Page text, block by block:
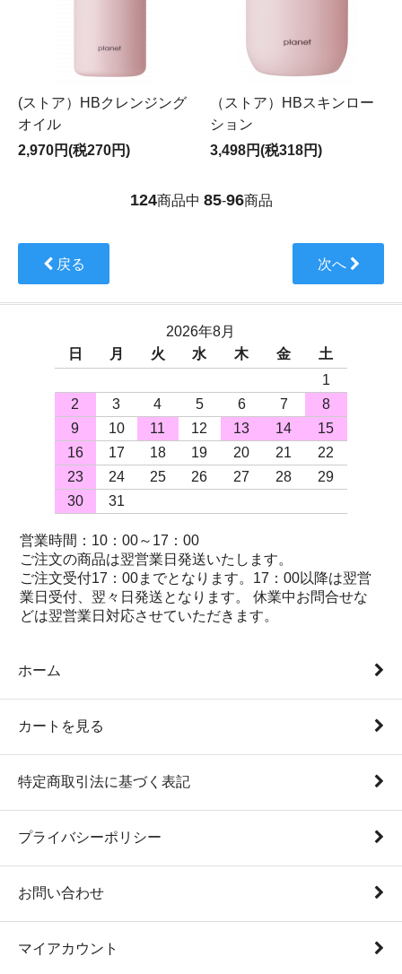
(ストア）HBクレンジング
オイル
2,970円(税270円)
（ストア）HBスキンロー
ション
3,498円(税318円)
124商品中 85-96商品
戻る 次へ
2026年8月
日
月 火 水 木 金
土
1
2
3 4 5 6 7
8
9
10 11 12 13 14
15
16
17 18 19 20 21
22
23
24 25 26 27 28
29
30
31
営業時間：10：00～17：00
ご注文の商品は翌営業日発送いたします。
ご注文受付17：00までとなります。17：00以降は翌営
業日受付、翌々日発送となります。 休業中お問合せな
どは翌営業日対応させていただきます。
ホーム
カートを見る
特定商取引法に基づく表記
プライバシーポリシー
お問い合わせ
マイアカウント